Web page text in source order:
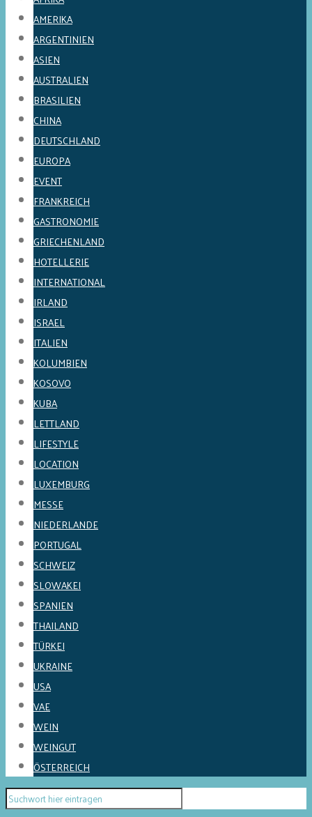
AMERIKA
ARGENTINIEN
ASIEN
AUSTRALIEN
BRASILIEN
CHINA
DEUTSCHLAND
EUROPA
EVENT
FRANKREICH
GASTRONOMIE
GRIECHENLAND
HOTELLERIE
INTERNATIONAL
IRLAND
ISRAEL
ITALIEN
KOLUMBIEN
KOSOVO
KUBA
LETTLAND
LIFESTYLE
LOCATION
LUXEMBURG
MESSE
NIEDERLANDE
PORTUGAL
SCHWEIZ
SLOWAKEI
SPANIEN
THAILAND
TÜRKEI
UKRAINE
USA
VAE
WEIN
WEINGUT
ÖSTERREICH